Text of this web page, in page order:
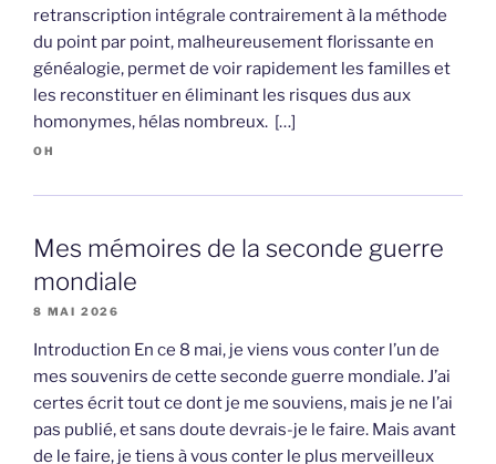
retranscription intégrale contrairement à la méthode
du point par point, malheureusement florissante en
généalogie, permet de voir rapidement les familles et
les reconstituer en éliminant les risques dus aux
homonymes, hélas nombreux. […]
OH
Mes mémoires de la seconde guerre
mondiale
8 MAI 2026
Introduction En ce 8 mai, je viens vous conter l’un de
mes souvenirs de cette seconde guerre mondiale. J’ai
certes écrit tout ce dont je me souviens, mais je ne l’ai
pas publié, et sans doute devrais-je le faire. Mais avant
de le faire, je tiens à vous conter le plus merveilleux